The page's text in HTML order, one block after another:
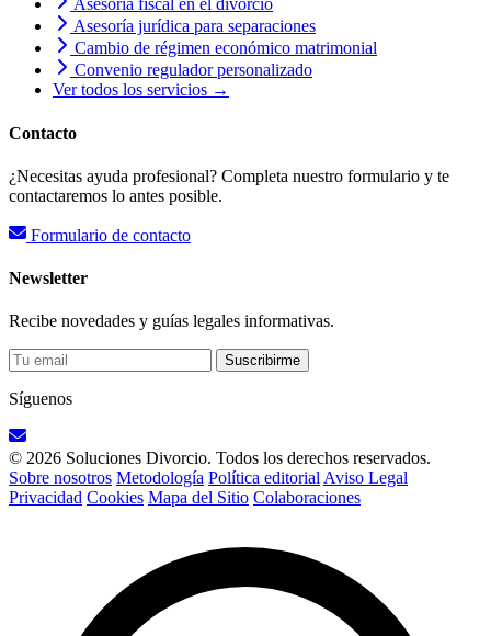
Asesoría fiscal en el divorcio
Asesoría jurídica para separaciones
Cambio de régimen económico matrimonial
Convenio regulador personalizado
Ver todos los servicios →
Contacto
¿Necesitas ayuda profesional? Completa nuestro formulario y te
contactaremos lo antes posible.
Formulario de contacto
Newsletter
Recibe novedades y guías legales informativas.
Suscribirme
Síguenos
© 2026 Soluciones Divorcio. Todos los derechos reservados.
Sobre nosotros Metodología Política editorial Aviso Legal
Privacidad Cookies Mapa del Sitio Colaboraciones